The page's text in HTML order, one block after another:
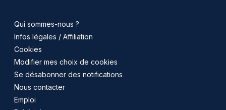
Qui sommes-nous ?
Infos légales / Affiliation
Cookies
Modifier mes choix de cookies
Se désabonner des notifications
Nous contacter
Emploi